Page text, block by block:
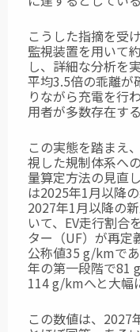
こうした指摘を受
監視装置を用いて
し、詳細な分析を
平均3.5倍の乖離が
りながら充電を行
用者が多数存在す
この実態を踏まえ
視した規制体系へ
量算定方法の見直
は2025年1月以降の
2027年1月以降の
いて、 EV走行割合
ター（UF）が再定
公称値35 g/kmで
年の第一段階で81
114 g/kmへと大幅
この数値は、2027